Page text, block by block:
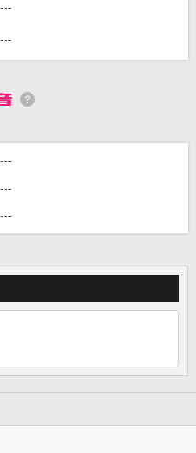
情報をチェック！
録・ログインして